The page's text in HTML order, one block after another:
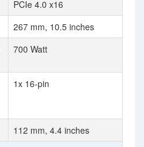
PCIe 4.0 x16
267 mm, 10.5 inches
700 Watt
1x 16-pin
112 mm, 4.4 inches